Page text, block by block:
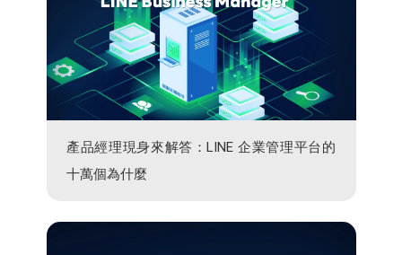
產品經理現身來解答：LINE 企業管理平台的
十萬個為什麼